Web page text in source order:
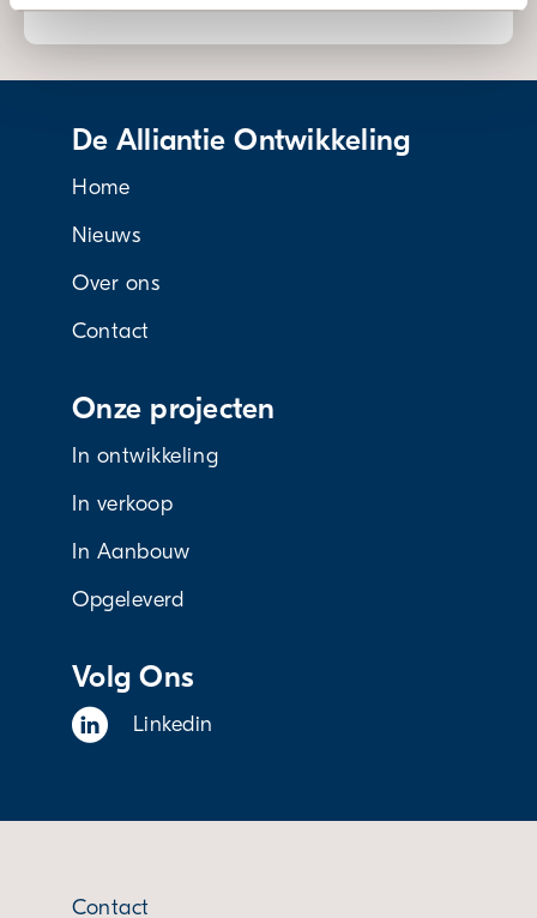
De Alliantie Ontwikkeling
Home
Nieuws
Over ons
Contact
Onze projecten
In ontwikkeling
In verkoop
In Aanbouw
Opgeleverd
Volg Ons
Linkedin
Contact